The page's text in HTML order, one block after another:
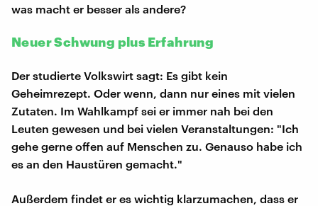
was macht er besser als andere?
Neuer Schwung plus Erfahrung
Der studierte Volkswirt sagt: Es gibt kein
Geheimrezept. Oder wenn, dann nur eines mit vielen
Zutaten. Im Wahlkampf sei er immer nah bei den
Leuten gewesen und bei vielen Veranstaltungen: "Ich
gehe gerne offen auf Menschen zu. Genauso habe ich
es an den Haustüren gemacht."
Außerdem findet er es wichtig klarzumachen, dass er